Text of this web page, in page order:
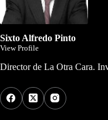
Sixto Alfredo Pinto
View Profile
Director de La Otra Cara.